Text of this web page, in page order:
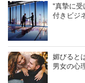
"真摯に
付きビジ
媚びると
男女の心